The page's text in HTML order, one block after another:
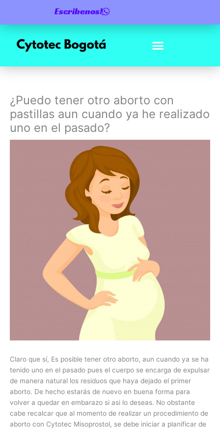
contenido
Escribenos!
¿Puedo tener otro aborto con
pastillas aun cuando ya he realizado
uno en el pasado?
Claro que sí, Es posible tener otro aborto, aun cuando ya se ha
tenido uno en el pasado pues el cuerpo se encarga de expulsar
de manera natural los residuos que haya dejado el primer
aborto. De hecho estarás de nuevo en buena forma para
volver a quedar en embarazo si asi lo deseas. No obstante
cabe recalcar que al momento de realizar un procedimiento de
aborto con Cytotec Misoprostol, se debe iniciar a planificar de